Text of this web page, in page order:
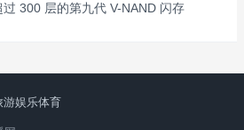
300 层的第九代 V-NAND 闪存
游娱乐体育